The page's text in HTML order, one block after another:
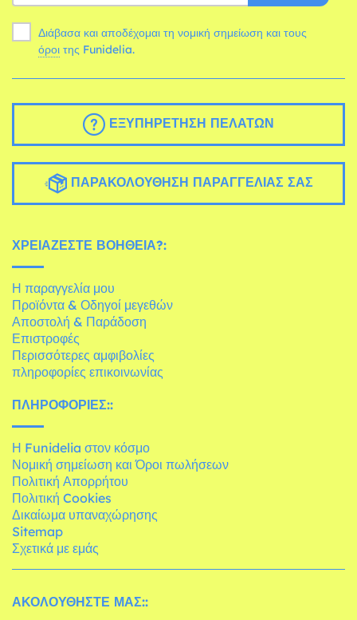
Διάβασα και αποδέχομαι τη νομική σημείωση και τους
όροι της Funidelia.
ΕΞΥΠΗΡΈΤΗΣΗ ΠΕΛΑΤΏΝ
ΠΑΡΑΚΟΛΟΎΘΗΣΗ ΠΑΡΑΓΓΕΛΊΑΣ ΣΑΣ
ΧΡΕΙΆΖΕΣΤΕ ΒΟΉΘΕΙΑ?:
Η παραγγελία μου
Προϊόντα & Οδηγοί μεγεθών
Αποστολή & Παράδοση
Επιστροφές
Περισσότερες αμφιβολίες
πληροφορίες επικοινωνίας
ΠΛΗΡΟΦΟΡΊΕΣ::
Η Funidelia στον κόσμο
Νομική σημείωση και Όροι πωλήσεων
Πολιτική Απορρήτου
Πολιτική Cookies
Δικαίωμα υπαναχώρησης
Sitemap
Σχετικά με εμάς
ΑΚΟΛΟΥΘΉΣΤΕ ΜΑΣ::